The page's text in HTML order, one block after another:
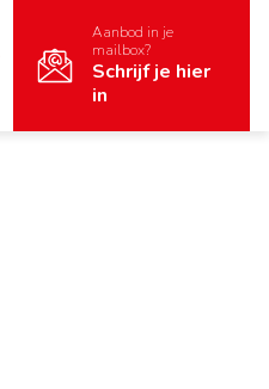
Aanbod in je
mailbox?
Schrijf je hier
in